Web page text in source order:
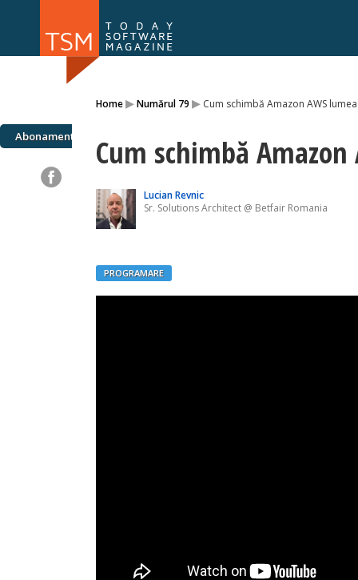
Home▸Numărul 79 ▸ Cum schimbă Amazon AWS lumea
Abonamente Cum schimbă Amazon
Lucian Revnic
Sr. Solutions Architect @ Betfair Romania
PROGRAMARE